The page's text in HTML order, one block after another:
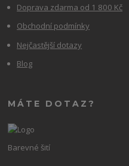
Doprava zdarma od 1 800 Kč
Obchodní podmínky
Nejčastější dotazy
Blog
MÁTE DOTAZ?
Barevné šití